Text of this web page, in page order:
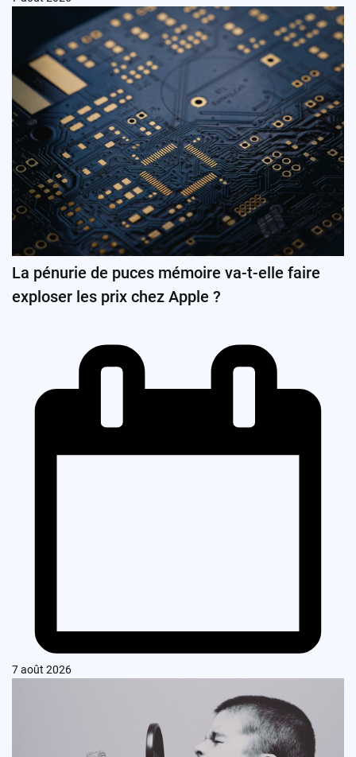
La pénurie de puces mémoire va-t-elle faire
exploser les prix chez Apple ?
7 août 2026